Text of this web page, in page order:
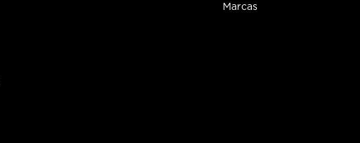
Marcas